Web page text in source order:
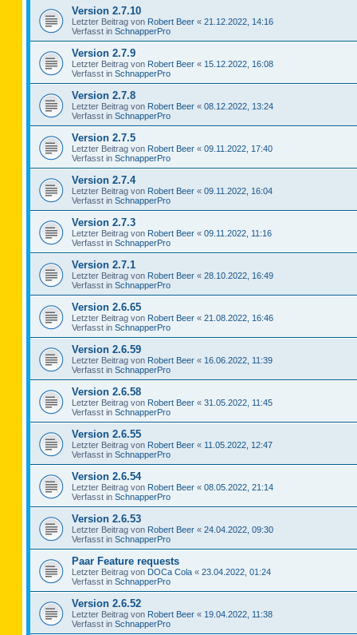
Version 2.7.10
Letzter Beitrag von Robert Beer « 21.12.2022, 14:16
Verfasst in SchnapperPro
Version 2.7.9
Letzter Beitrag von Robert Beer « 15.12.2022, 16:08
Verfasst in SchnapperPro
Version 2.7.8
Letzter Beitrag von Robert Beer « 08.12.2022, 13:24
Verfasst in SchnapperPro
Version 2.7.5
Letzter Beitrag von Robert Beer « 09.11.2022, 17:40
Verfasst in SchnapperPro
Version 2.7.4
Letzter Beitrag von Robert Beer « 09.11.2022, 16:04
Verfasst in SchnapperPro
Version 2.7.3
Letzter Beitrag von Robert Beer « 09.11.2022, 11:16
Verfasst in SchnapperPro
Version 2.7.1
Letzter Beitrag von Robert Beer « 28.10.2022, 16:49
Verfasst in SchnapperPro
Version 2.6.65
Letzter Beitrag von Robert Beer « 21.08.2022, 16:46
Verfasst in SchnapperPro
Version 2.6.59
Letzter Beitrag von Robert Beer « 16.06.2022, 11:39
Verfasst in SchnapperPro
Version 2.6.58
Letzter Beitrag von Robert Beer « 31.05.2022, 11:45
Verfasst in SchnapperPro
Version 2.6.55
Letzter Beitrag von Robert Beer « 11.05.2022, 12:47
Verfasst in SchnapperPro
Version 2.6.54
Letzter Beitrag von Robert Beer « 08.05.2022, 21:14
Verfasst in SchnapperPro
Version 2.6.53
Letzter Beitrag von Robert Beer « 24.04.2022, 09:30
Verfasst in SchnapperPro
Paar Feature requests
Letzter Beitrag von DOCa Cola « 23.04.2022, 01:24
Verfasst in SchnapperPro
Version 2.6.52
Letzter Beitrag von Robert Beer « 19.04.2022, 11:38
Verfasst in SchnapperPro